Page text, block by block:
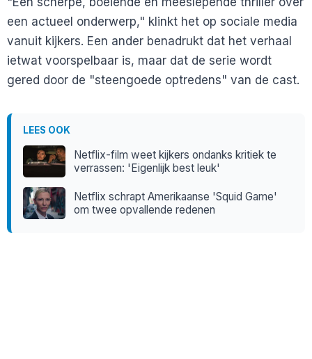
een actueel onderwerp," klinkt het op sociale media
vanuit kijkers. Een ander benadrukt dat het verhaal
ietwat voorspelbaar is, maar dat de serie wordt
gered door de "steengoede optredens" van de cast.
LEES OOK
Netflix-film weet kijkers ondanks kritiek te
verrassen: 'Eigenlijk best leuk'
Netflix schrapt Amerikaanse 'Squid Game'
om twee opvallende redenen